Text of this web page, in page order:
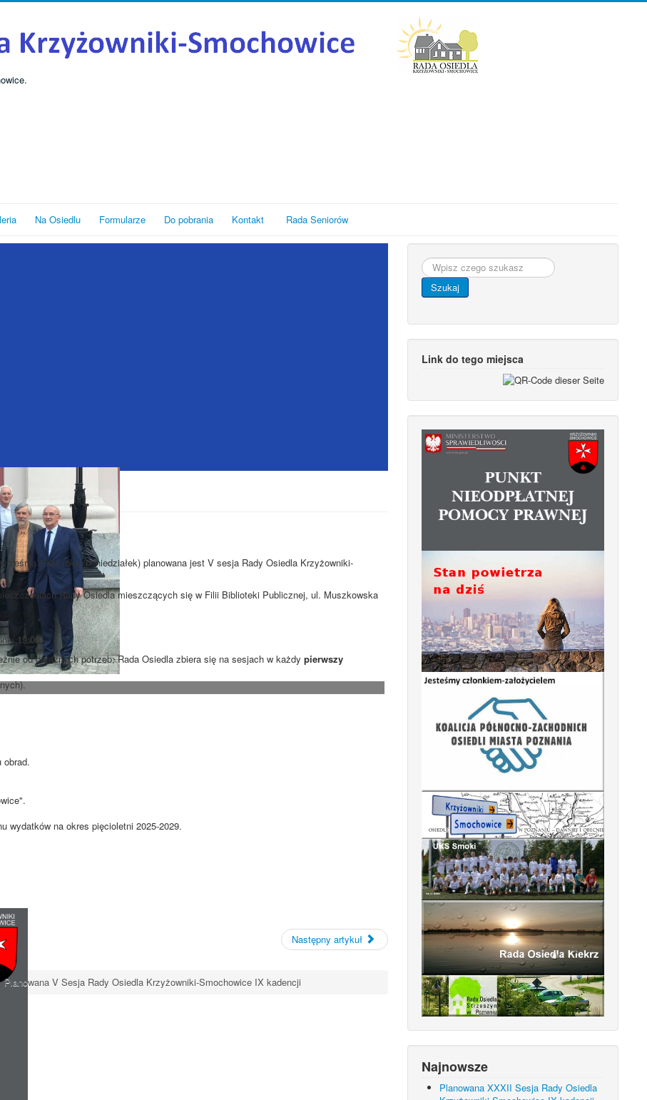
Na Osiedlu Formularze Do pobrania Kontakt Rada Seniorów
2024 roku (poniedziałek) planowana jest V sesja Rady Osiedla Krzyżowniki-
Rady Osiedla mieszczących się w Filii Biblioteki Publicznej, ul. Muszkowska
19:00.
od doraźnych potrzeb, Rada Osiedla zbiera się na sesjach w każdy pierwszy
obrad.
wydatków na okres pięcioletni 2025-2029.
Następny artykuł
Planowana V Sesja Rady Osiedla Krzyżowniki-Smochowice IX kadencji
Szukaj...
Szukaj
Link do tego miejsca
Najnowsze
Planowana XXXII Sesja Rady Osiedla